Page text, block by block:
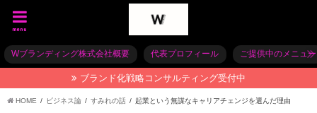
menu
Wブランディング株式会社概要 代表プロフィール ご提供中のメニュー
ブランド化戦略コンサルティング受付中
HOME ビジネス論 すみれの話 起業という無謀なキャリアチェンジを選んだ理由